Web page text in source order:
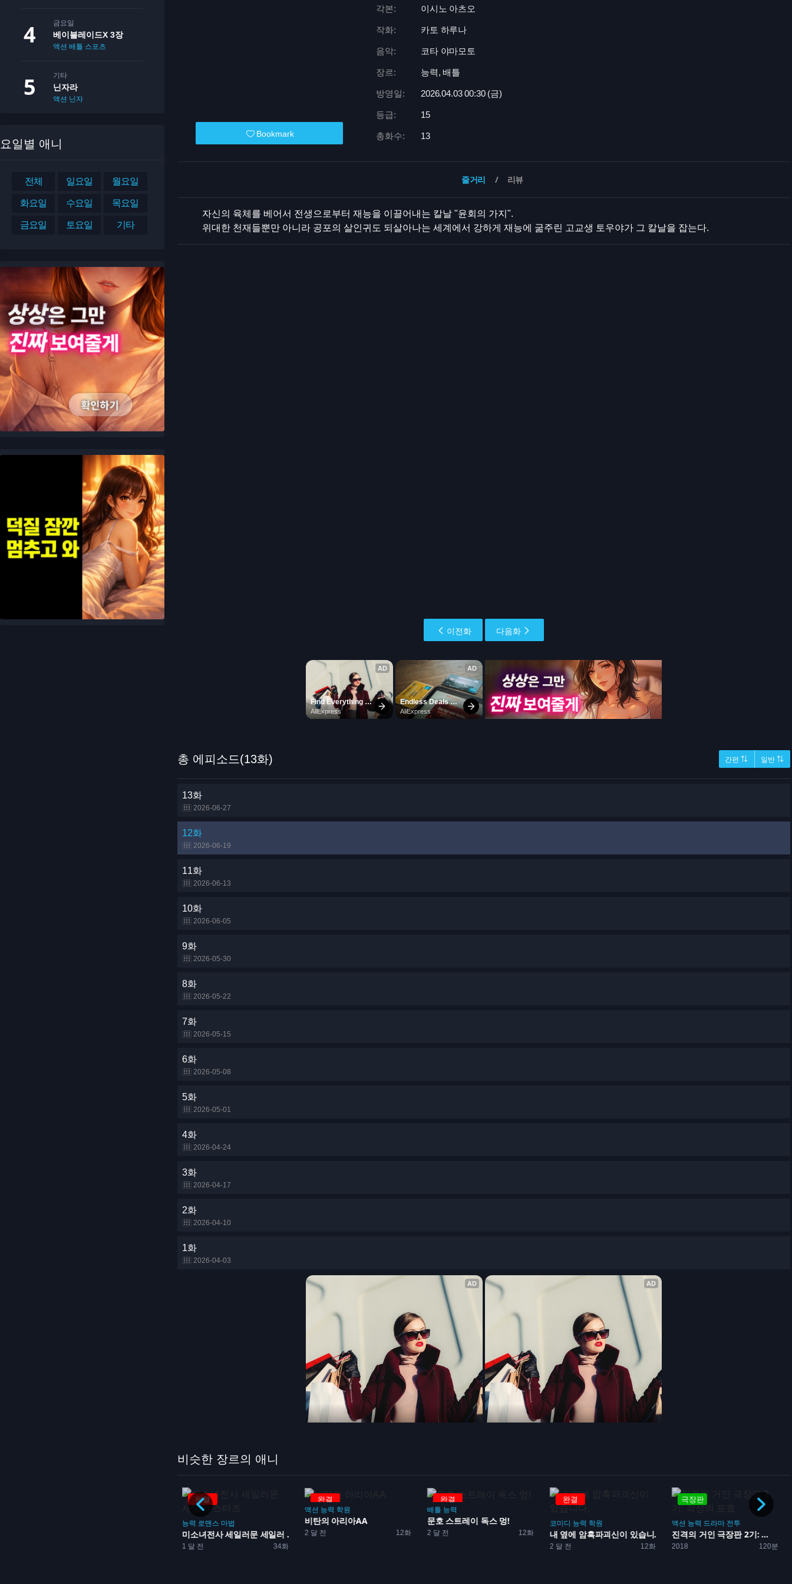
금요일
베이블레이드X 3장
액션 배틀 스포츠
기타
닌자라
액션 닌자
요일별 애니
전체 일요일 월요일
화요일 수요일 목요일
금요일 토요일 기타
Bookmark
각본: 이시노 아츠오
작화: 카토 하루나
음악: 코타 야마모토
장르: 능력, 배틀
방영일: 2026.04.03 00:30 (금)
등급: 15
총화수: 13
줄거리 리뷰
자신의 육체를 베어서 전생으로부터 재능을 이끌어내는 칼날 "윤회의 가지".
위대한 천재들뿐만 아니라 공포의 살인귀도 되살아나는 세계에서 강하게 재능에 굶주린 고교생 토우야가 그 칼날을 잡는다.
이전화 다음화
총 에피소드(13화) 간편 ⇅ 일반 ⇅
13화
2026-06-27
12화
2026-06-19
11화
2026-06-13
10화
2026-06-05
9화
2026-05-30
8화
2026-05-22
7화
2026-05-15
6화
2026-05-08
5화
2026-05-01
4화
2026-04-24
3화
2026-04-17
2화
2026-04-10
1화
2026-04-03
비슷한 장르의 애니
완결
능력 로맨스 마법
1 달 전 34화
미소녀전사 세일러문 세일러 ...
완결
액션 능력 학원
2 달 전 12화
비탄의 아리아AA
완결
배틀 능력
2 달 전 12화
문호 스트레이 독스 멍!
완결
코미디 능력 학원
2 달 전 12화
내 옆에 암흑파괴신이 있습니...
극장판
액션 능력 드라마 전투
2018 120분
진격의 거인 극장판 2기: ...